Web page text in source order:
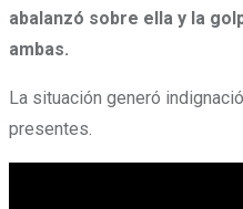
abalanzó sobre ella y la
ambas.
La situación generó
presentes.